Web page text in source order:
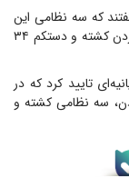
که سه نظامی این
کشور در حمله شبانه پهپادی به یک پایگاه آمریکا در اردن کشته و دستکم ۳۴
تایید کرد که در
سه نظامی کشته و